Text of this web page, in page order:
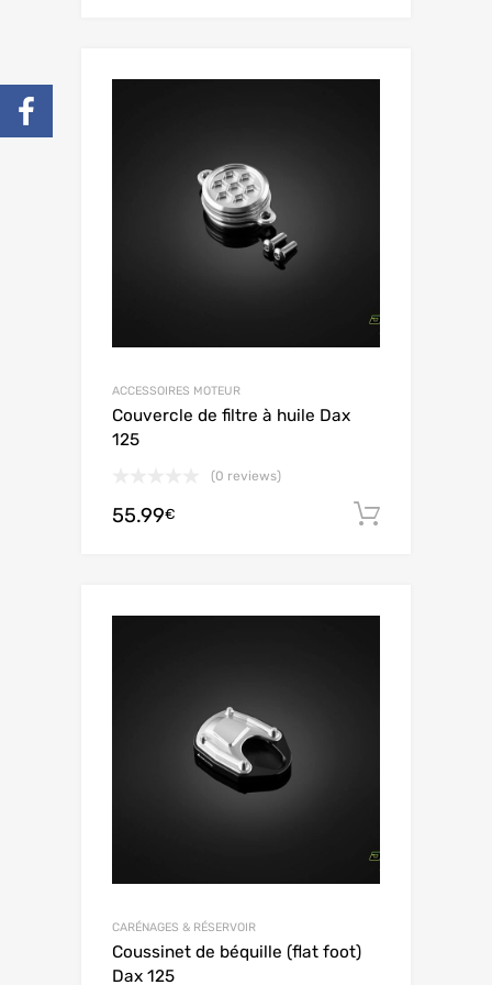
ACCESSOIRES MOTEUR
Couvercle de filtre à huile Dax
125
(0 reviews)
55.99€
CARÉNAGES & RÉSERVOIR
Coussinet de béquille (flat foot)
Dax 125